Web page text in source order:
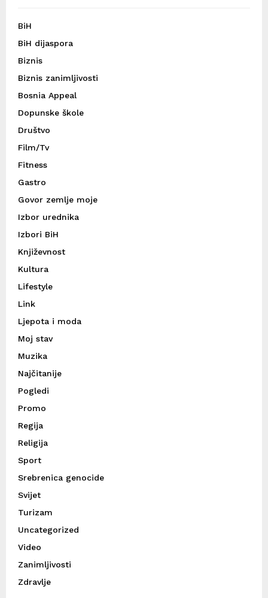
BiH
BiH dijaspora
Biznis
Biznis zanimljivosti
Bosnia Appeal
Dopunske škole
Društvo
Film/Tv
Fitness
Gastro
Govor zemlje moje
Izbor urednika
Izbori BiH
Književnost
Kultura
Lifestyle
Link
Ljepota i moda
Moj stav
Muzika
Najčitanije
Pogledi
Promo
Regija
Religija
Sport
Srebrenica genocide
Svijet
Turizam
Uncategorized
Video
Zanimljivosti
Zdravlje